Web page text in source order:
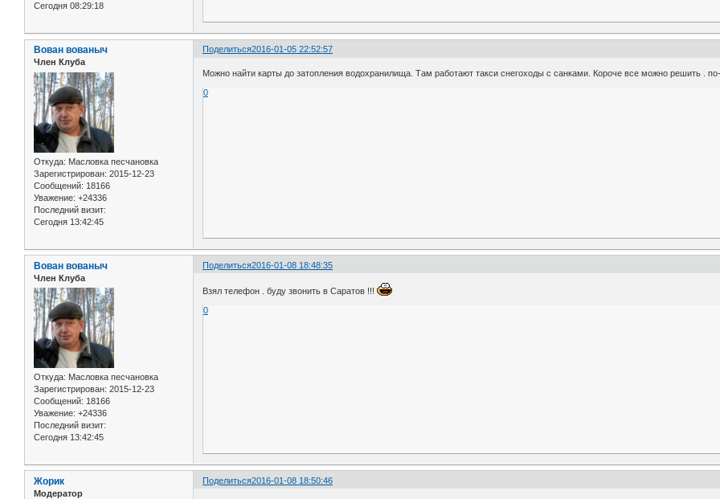
Сегодня 08:29:18
Поделиться2016-01-05 22:52:57
Вован вованыч
Член Клуба
Откуда: Масловка песчановка
Зарегистрирован: 2015-12-23
Сообщений: 18166
Уважение: +24336
Последний визит:
Сегодня 13:42:45
Можно найти карты до затопления водохранилища. Там работают такси снегоходы с санками. Короче все можно решить .
0
Поделиться2016-01-08 18:48:35
Вован вованыч
Член Клуба
Откуда: Масловка песчановка
Зарегистрирован: 2015-12-23
Сообщений: 18166
Уважение: +24336
Последний визит:
Сегодня 13:42:45
Взял телефон . буду звонить в Саратов !!!
0
Поделиться2016-01-08 18:50:46
Жорик
Модератор